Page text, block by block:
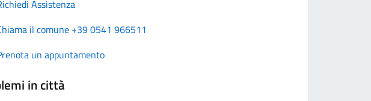
Assistenza
il comune +39 0541 966511
un appuntamento
in città